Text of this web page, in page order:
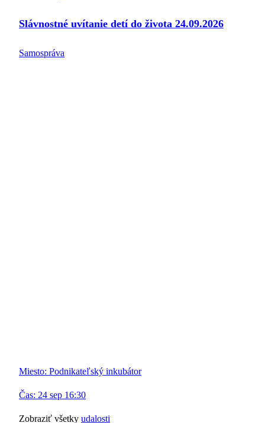
Slávnostné uvítanie detí do života 24.09.2026
Samospráva
Miesto: Podnikateľský inkubátor
Čas: 24 sep 16:30
Zobraziť všetky udalosti